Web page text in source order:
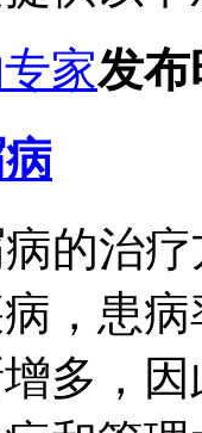
家发布
的治
，患
多，